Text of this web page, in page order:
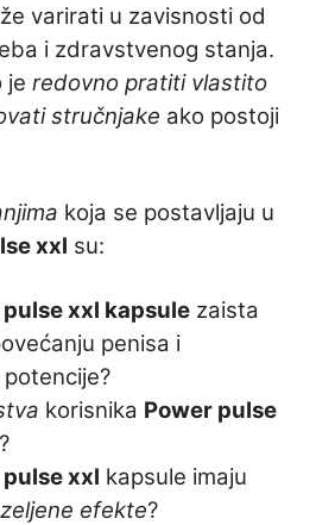
varirati u zavisnosti od
i zdravstvenog stanja.
je redovno pratiti vlastito
stručnjake ako postoji
koja se postavljaju u
xxl su:
pulse xxl kapsule zaista
penisa i
korisnika Power pulse
xxl kapsule imaju
efekte?